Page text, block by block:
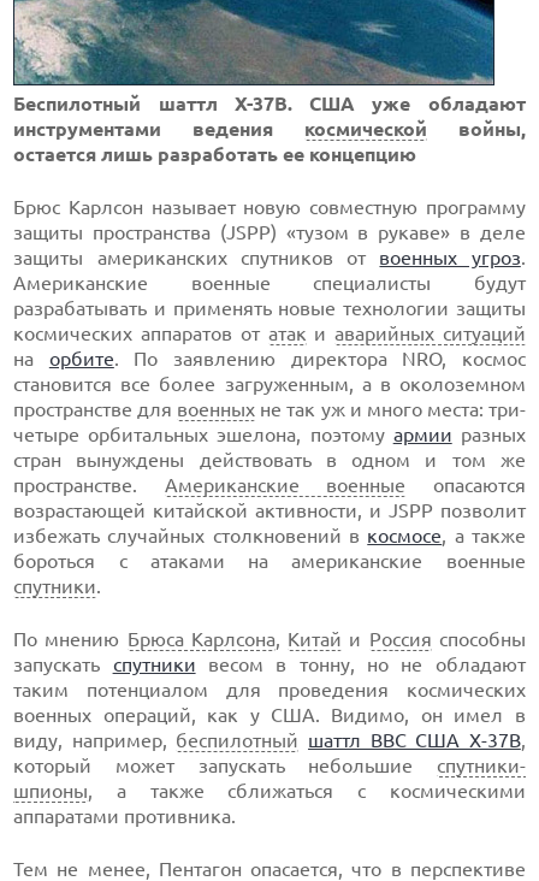
Беспилотный шаттл Х-37B. США уже обладают
инструментами ведения космической войны,
остается лишь разработать ее концепцию
Брюс Карлсон называет новую совместную программу
защиты пространства (JSPP) «тузом в рукаве» в деле
защиты американских спутников от военных угроз.
Американские военные специалисты будут
разрабатывать и применять новые технологии защиты
космических аппаратов от атак иаварийных ситуаций
на орбите. По заявлению директора NRO, космос
становится все более загруженным, а в околоземном
пространстве для военных не так уж и много места: три-
четыре орбитальных эшелона, поэтому армии разных
стран вынуждены действовать в одном и том же
пространстве. Американские военные опасаются
возрастающей китайской активности, и JSPP позволит
избежать случайных столкновений в космосе, а также
бороться с атаками на американские военные
спутники.
По мнению Брюса Карлсона, Китай и Россия способны
запускать спутники весом в тонну, но не обладают
таким потенциалом для проведения космических
военных операций, как у США. Видимо, он имел в
виду, например, беспилотный шаттл ВВС США X-37B,
который может запускать небольшие спутники-
шпионы, а также сближаться с космическими
аппаратами противника.
Тем не менее, Пентагон опасается, что в перспективе